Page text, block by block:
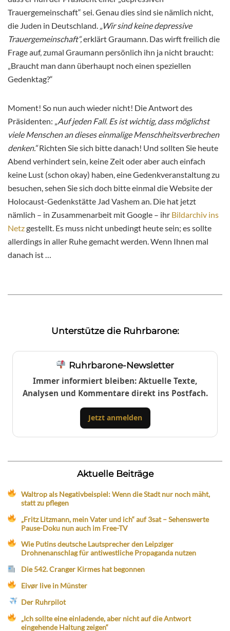
Trauergemeinschaft“ sei. Genau dies sind sie nämlich nicht,
die Juden in Deutschland.
„Wir sind keine depressive
Trauergemeinschaft“,erklärt Graumann. Das wirft freilich die
Frage auf, zumal Graumann persönlich ihn ja nicht braucht:
„Braucht man dann überhaupt noch einen speziellen
Gedenktag?“
Moment! So nun auch wieder nicht! Die Antwort des
Präsidenten: „ Auf jeden Fall. Es ist wichtig, dass möglichst
viele Menschen an dieses einmalige Menschheitsverbrechen
denken.“Richten Sie sich bitte danach! Und sollten Sie heute
Abend verhindert sein, keine Zeit oder aber auch einfach
keine Lust (schon okay) haben, eine Gedenkveranstaltung zu
besuchen, sehen Sie sich doch bitte einmal die Website der
Holocaust-Gedenkstätte Jad Vashem an. Die hat jetzt
nämlich – in Zusammenarbeit mit Google – ihr Bildarchiv ins
Netzgestellt. Es muss nicht unbedingt heute sein; es sollte
allerdings in aller Ruhe gemacht werden. Wenn Ihnen mal
danach ist …
Unterstütze die Ruhrbarone:
Ruhrbarone-Newsletter
Immer informiert bleiben: Aktuelle Texte,
Analysen und Kommentare direkt ins Postfach.
Jetzt anmelden
Aktuelle Beiträge
Waltrop als Negativbeispiel: Wenn die Stadt nur noch mäht,
statt zu pflegen
„Fritz Litzmann, mein Vater und ich“ auf 3sat – Sehenswerte
Pause-Doku nun auch im Free-TV
Wie Putins deutsche Lautsprecher den Leipziger
Drohnenanschlag für antiwestliche Propaganda nutzen
Die 542. Cranger Kirmes hat begonnen
Eivør live in Münster
Der Ruhrpilot
„Ich sollte eine einladende, aber nicht auf die Antwort
eingehende Haltung zeigen“